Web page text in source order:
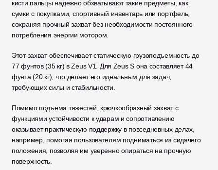
кисти пальцы надежно обхватывают такие предметы, как
сумки с покупками, спортивный инвентарь или портфель,
сохраняя прочный захват без необходимости постоянного
потребления энергии мотором.
Этот захват обеспечивает статическую грузоподъемность до
77 фунтов (35 кг) в Zeus V1. Для Zeus S она составляет 44
фунта (20 кг), что делает его идеальным для задач,
требующих силы и стабильности.
Помимо подъема тяжестей, крючкообразный захват с
функциями устойчивости к ударам и сопротивлению
оказывает практическую поддержку в повседневных делах,
например, помогая пользователям подниматься из сидячего
положения, позволяя им уверенно опираться на прочную
поверхность.